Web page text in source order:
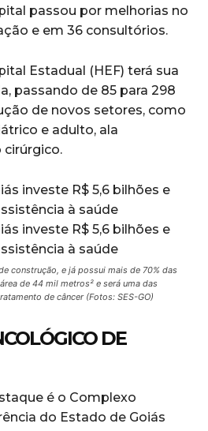
passou por melhorias no
e em 36 consultórios.
Estadual (HEF) terá sua
passando de 85 para 298
de novos setores, como
e adulto, ala
cirúrgico.
construção, e já possui mais de 70% das
de 44 mil metros² e será uma das
de câncer (Fotos: SES-GO)
DE
é o Complexo
do Estado de Goiás